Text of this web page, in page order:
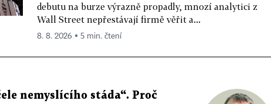
debutu na burze výrazně propadly, mnozí analytici z
Wall Street nepřestávají firmě věřit a...
8. 8. 2026 ▪ 5 min. čtení
nemyslícího stáda“. Proč